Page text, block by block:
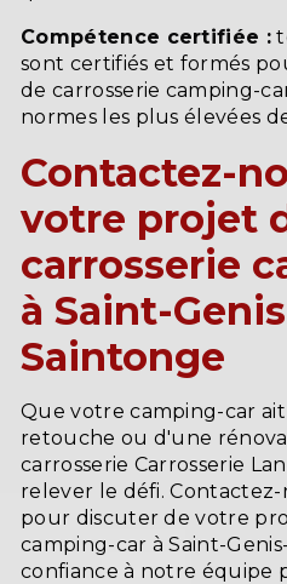
Compétence certifiée :
sont certifiés et formés
de carrosserie camping-
normes les plus élevées
Contactez-
votre projet
carrosserie
à Saint-
Saintonge
Que votre camping-car
retouche ou d'une
carrosserie Carrosserie
relever le défi.
pour discuter de votre
camping-car à Saint-
confiance à notre équipe